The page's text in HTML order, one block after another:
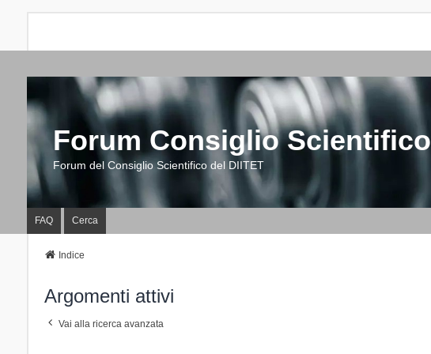
Forum Consiglio Scientifico
Forum del Consiglio Scientifico del DIITET
FAQ Cerca
Indice
Argomenti attivi
Vai alla ricerca avanzata